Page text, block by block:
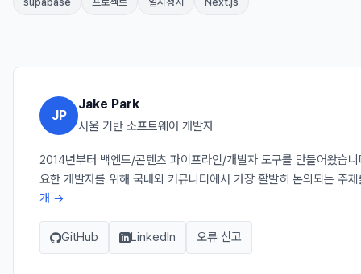
JP
Jake Park
서울 기반 소프트웨어 개발자
2014년부터 백엔드/콘텐츠 파이프라인/개발자 도구를 만들어왔
요한 개발자를 위해 국내외 커뮤니티에서 가장 활발히 논의되는 주
개 →
GitHub LinkedIn 오류 신고